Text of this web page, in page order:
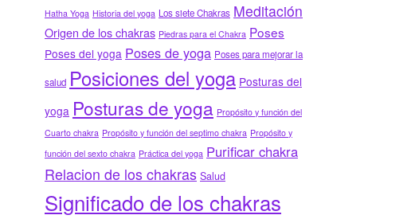
Hatha Yoga Historia del yoga Los siete Chakras Meditación
Origen de los chakras Piedras para el Chakra Poses
Poses del yoga Poses de yoga Poses para mejorar la
salud Posiciones del yoga Posturas del
yoga Posturas de yoga Propósito y función del
Cuarto chakra Propósito y función del septimo chakra Propósito y
función del sexto chakra Práctica del yoga Purificar chakra
Relacion de los chakras Salud
Significado de los chakras